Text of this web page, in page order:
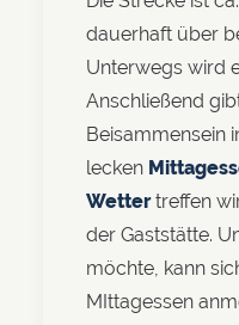
dauerhaft über
Unterwegs wird
Anschließend
Beisammensein
lecken
Wettertreffen
der Gaststätte.
möchte, kann
MIttagessen